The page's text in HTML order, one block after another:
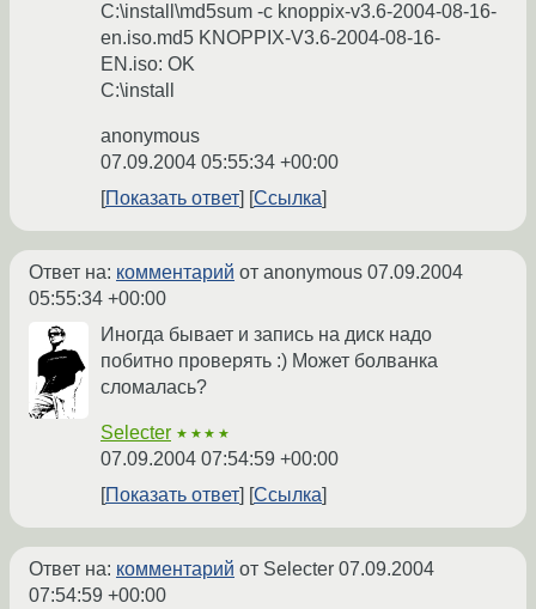
C:\install\md5sum -c knoppix-v3.6-2004-08-16-
en.iso.md5 KNOPPIX-V3.6-2004-08-16-
EN.iso: OK
C:\install
anonymous
07.09.2004 05:55:34 +00:00
Показать ответ
Ссылка
Ответ на: комментарий от anonymous 07.09.2004
05:55:34 +00:00
Иногда бывает и запись на диск надо
побитно проверять :) Может болванка
сломалась?
Selecter ★★★★
07.09.2004 07:54:59 +00:00
Показать ответ
Ссылка
Ответ на: комментарий от Selecter 07.09.2004
07:54:59 +00:00